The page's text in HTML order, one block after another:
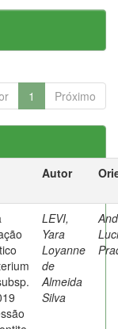
1 Próximo
Autor
LEVI,
Yara
Loyanne
de
Almeida
Silva